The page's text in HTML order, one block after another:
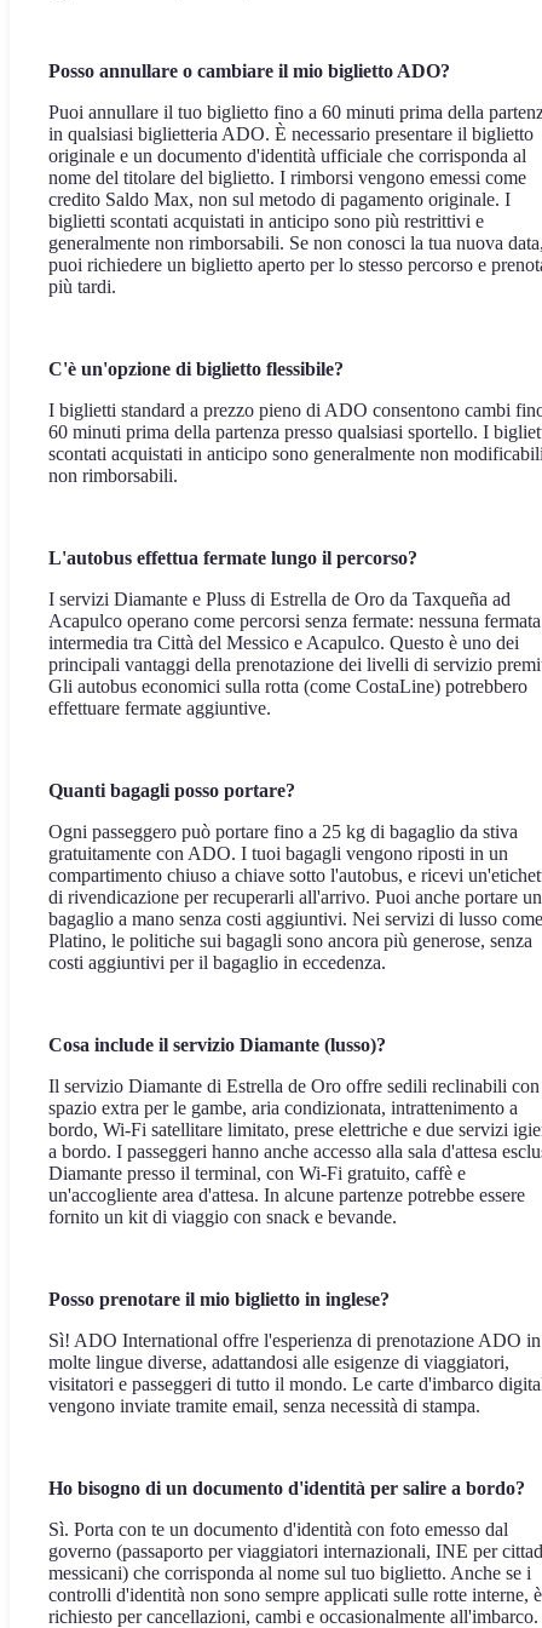
Posso annullare o cambiare il mio biglietto ADO?
Puoi annullare il tuo biglietto fino a 60 minuti prima della
in qualsiasi biglietteria ADO. È necessario presentare il biglietto
originale e un documento d'identità ufficiale che corrisponda al
nome del titolare del biglietto. I rimborsi vengono emessi come
credito Saldo Max, non sul metodo di pagamento originale. I
biglietti scontati acquistati in anticipo sono più restrittivi e
generalmente non rimborsabili. Se non conosci la tua nuova
puoi richiedere un biglietto aperto per lo stesso percorso e
più tardi.
C'è un'opzione di biglietto flessibile?
I biglietti standard a prezzo pieno di ADO consentono cambi
60 minuti prima della partenza presso qualsiasi sportello. I
scontati acquistati in anticipo sono generalmente non
non rimborsabili.
L'autobus effettua fermate lungo il percorso?
I servizi Diamante e Pluss di Estrella de Oro da Taxqueña ad
Acapulco operano come percorsi senza fermate: nessuna fermata
intermedia tra Città del Messico e Acapulco. Questo è uno dei
principali vantaggi della prenotazione dei livelli di servizio
Gli autobus economici sulla rotta (come CostaLine) potrebbero
effettuare fermate aggiuntive.
Quanti bagagli posso portare?
Ogni passeggero può portare fino a 25 kg di bagaglio da stiva
gratuitamente con ADO. I tuoi bagagli vengono riposti in un
compartimento chiuso a chiave sotto l'autobus, e ricevi
di rivendicazione per recuperarli all'arrivo. Puoi anche portare un
bagaglio a mano senza costi aggiuntivi. Nei servizi di lusso
Platino, le politiche sui bagagli sono ancora più generose, senza
costi aggiuntivi per il bagaglio in eccedenza.
Cosa include il servizio Diamante (lusso)?
Il servizio Diamante di Estrella de Oro offre sedili reclinabili con
spazio extra per le gambe, aria condizionata, intrattenimento a
bordo, Wi-Fi satellitare limitato, prese elettriche e due servizi
a bordo. I passeggeri hanno anche accesso alla sala d'attesa
Diamante presso il terminal, con Wi-Fi gratuito, caffè e
un'accogliente area d'attesa. In alcune partenze potrebbe essere
fornito un kit di viaggio con snack e bevande.
Posso prenotare il mio biglietto in inglese?
Sì! ADO International offre l'esperienza di prenotazione ADO in
molte lingue diverse, adattandosi alle esigenze di viaggiatori,
visitatori e passeggeri di tutto il mondo. Le carte d'imbarco
vengono inviate tramite email, senza necessità di stampa.
Ho bisogno di un documento d'identità per salire a bordo?
Sì. Porta con te un documento d'identità con foto emesso dal
governo (passaporto per viaggiatori internazionali, INE per
messicani) che corrisponda al nome sul tuo biglietto. Anche se i
controlli d'identità non sono sempre applicati sulle rotte interne, è
richiesto per cancellazioni, cambi e occasionalmente all'imbarco.